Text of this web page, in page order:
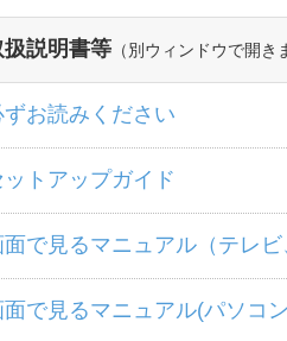
扱説明書等 （別ウィンドウで開き
ずお読みください
ットアップガイド
面で見るマニュアル（テレビ
面で見るマニュアル(パソコ